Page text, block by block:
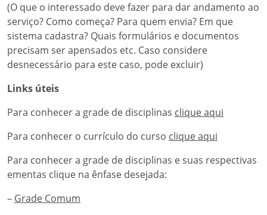
(O que o interessado deve fazer para dar andamento ao
serviço? Como começa? Para quem envia? Em que
sistema cadastra? Quais formulários e documentos
precisam ser apensados etc. Caso considere
desnecessário para este caso, pode excluir)
Links úteis
Para conhecer a grade de disciplinas clique aqui
Para conhecer o currículo do curso clique aqui
Para conhecer a grade de disciplinas e suas respectivas
ementas clique na ênfase desejada:
– Grade Comum